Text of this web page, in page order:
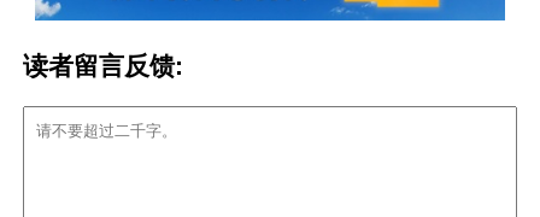
读者留言反馈: